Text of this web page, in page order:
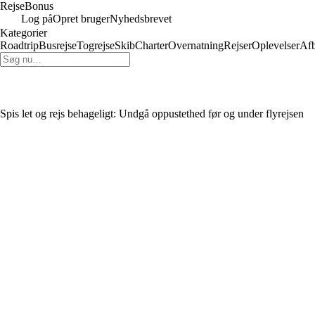
RejseBonus
Log påOpret brugerNyhedsbrevet
Kategorier
RoadtripBusrejseTogrejseSkibCharterOvernatningRejserOplevelser
Spis let og rejs behageligt: Undgå oppustethed før og under flyrejsen